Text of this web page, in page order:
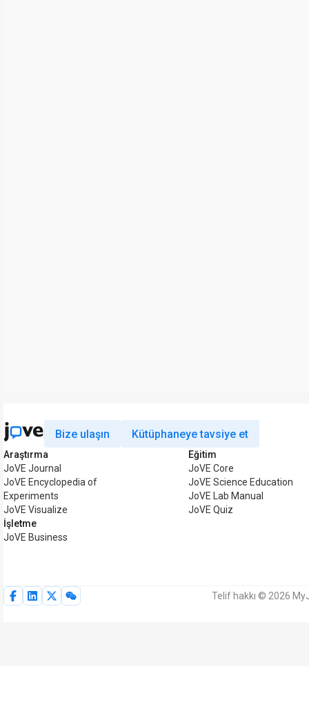
Bize ulaşın Kütüphaneye tavsiye et
Araştırma
JoVE Journal
JoVE Encyclopedia of
Experiments
JoVE Visualize
İşletme
JoVE Business
Eğitim
JoVE Core
JoVE Science Education
JoVE Lab Manual
JoVE Quiz
Telif hakkı © 2026